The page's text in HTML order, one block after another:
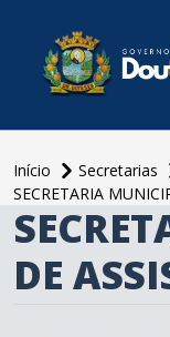
Início
Secretarias
SECRETARIA
conteúdo
principal
DE